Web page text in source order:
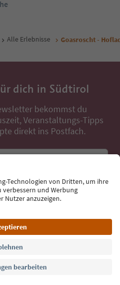
Alle Erlebnisse Goasroscht -
dich in Südtirol
bekommst du
Veranstaltungs-Tipps
direkt ins Postfach.
anmelden